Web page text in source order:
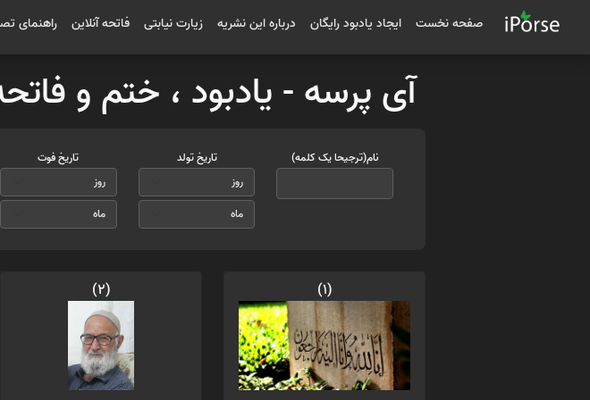
صفحه نخست ایجاد یادبود رایگان درباره این نشریه زیارت نیابتی فاتحه آنلاین راهنمای
آی پرسه - یادبود ، ختم و
نام(ترجیحا یک کلمه) تاریخ تولد تاریخ فوت
(1)
(2)